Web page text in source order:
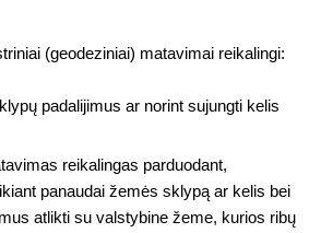
(geodeziniai) matavimai reikalingi:
padalijimus ar norint sujungti kelis
reikalingas parduodant,
panaudai žemės sklypą ar kelis bei
atlikti su valstybine žeme, kurios ribų